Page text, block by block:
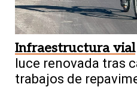
Infraestructura vial
luce renovada tras
trabajos de